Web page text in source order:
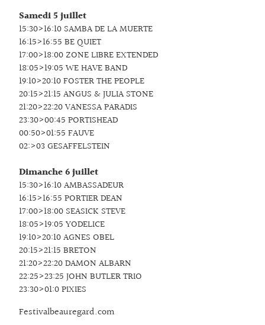
Samedi 5 juillet
15:30>16:10 SAMBA DE LA MUERTE
16:15>16:55 BE QUIET
17:00>18:00 ZONE LIBRE EXTENDED
18:05>19:05 WE HAVE BAND
19:10>20:10 FOSTER THE PEOPLE
20:15>21:15 ANGUS & JULIA STONE
21:20>22:20 VANESSA PARADIS
23:30>00:45 PORTISHEAD
00:50>01:55 FAUVE
02:>03 GESAFFELSTEIN
Dimanche 6 juillet
15:30>16:10 AMBASSADEUR
16:15>16:55 PORTIER DEAN
17:00>18:00 SEASICK STEVE
18:05>19:05 YODELICE
19:10>20:10 AGNES OBEL
20:15>21:15 BRETON
21:20>22:20 DAMON ALBARN
22:25>23:25 JOHN BUTLER TRIO
23:30>01:0 PIXIES
Festivalbeauregard.com